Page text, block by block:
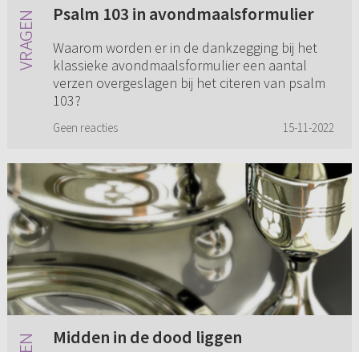
Psalm 103 in avondmaalsformulier
Waarom worden er in de dankzegging bij het
klassieke avondmaalsformulier een aantal
verzen overgeslagen bij het citeren van psalm
103?
Geen reacties 15-11-2022
Midden in de dood liggen